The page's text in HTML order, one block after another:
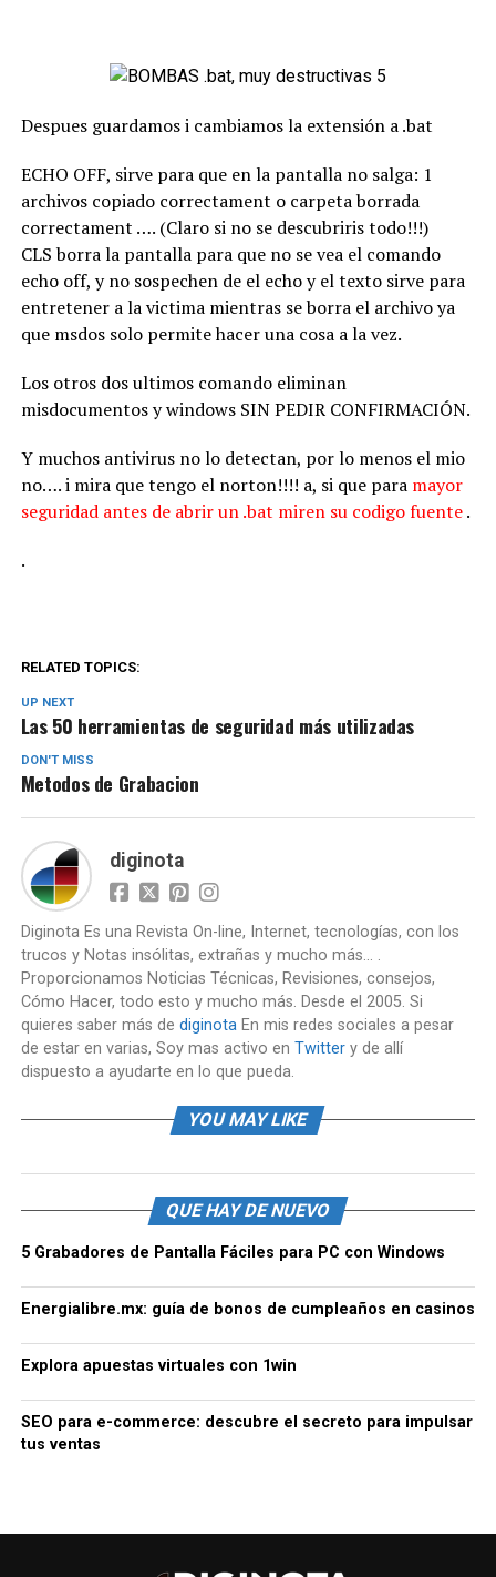
Despues guardamos i cambiamos la extensión a .bat
ECHO OFF, sirve para que en la pantalla no salga: 1
archivos copiado correctament o carpeta borrada
correctament …. (Claro si no se descubriris todo!!!)
CLS borra la pantalla para que no se vea el comando
echo off, y no sospechen de el echo y el texto sirve para
entretener a la victima mientras se borra el archivo ya
que msdos solo permite hacer una cosa a la vez.
Los otros dos ultimos comando eliminan
misdocumentos y windows SIN PEDIR CONFIRMACIÓN.
Y muchos antivirus no lo detectan, por lo menos el mio
no…. i mira que tengo el norton!!!! a, si que para mayor
seguridad antes de abrir un .bat miren su codigo fuente.
.
RELATED TOPICS:
UP NEXT
Las 50 herramientas de seguridad más utilizadas
DON'T MISS
Metodos de Grabacion
diginota
Diginota Es una Revista On-line, Internet, tecnologías, con los
trucos y Notas insólitas, extrañas y mucho más... .
Proporcionamos Noticias Técnicas, Revisiones, consejos,
Cómo Hacer, todo esto y mucho más. Desde el 2005. Si
quieres saber más de diginotaEn mis redes sociales a pesar
de estar en varias, Soy mas activo en Twittery de allí
dispuesto a ayudarte en lo que pueda.
YOU MAY LIKE
QUE HAY DE NUEVO
5 Grabadores de Pantalla Fáciles para PC con Windows
Energialibre.mx: guía de bonos de cumpleaños en casinos
Explora apuestas virtuales con 1win
SEO para e-commerce: descubre el secreto para impulsar
tus ventas